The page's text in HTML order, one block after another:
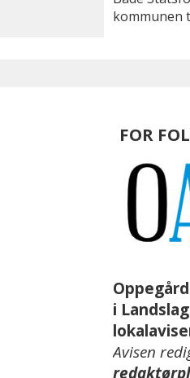
kommunen
FOR
i
Avisen